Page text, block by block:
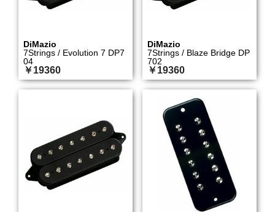
DiMazio
7Strings / Evolution 7 DP7
04
￥19360
DiMazio
7Strings / Blaze Bridge DP
702
￥19360